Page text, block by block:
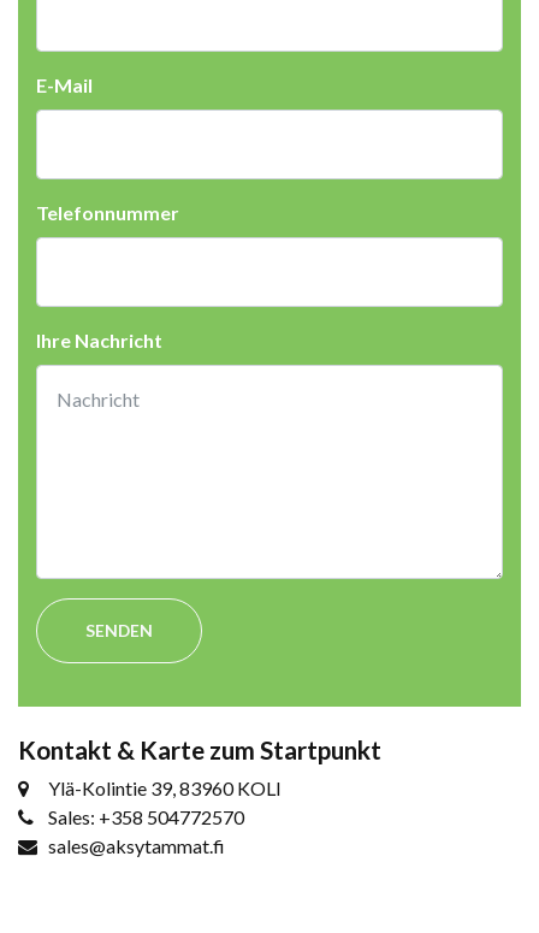
E-Mail
Telefonnummer
Ihre Nachricht
SENDEN
Kontakt & Karte zum Startpunkt
Ylä-Kolintie 39, 83960 KOLI
Sales: +358 504772570
sales@aksytammat.fi